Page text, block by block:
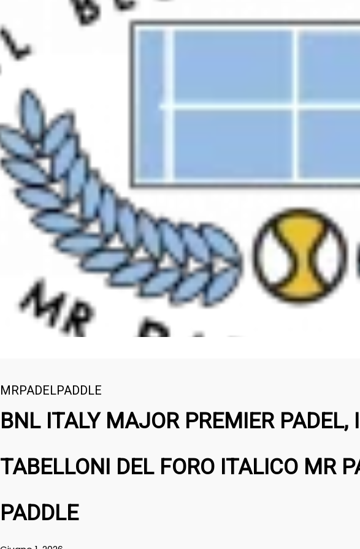
MRPADELPADDLE
BNL ITALY MAJOR PREMIER PADEL, I
TABELLONI DEL FORO ITALICO MR
PADDLE